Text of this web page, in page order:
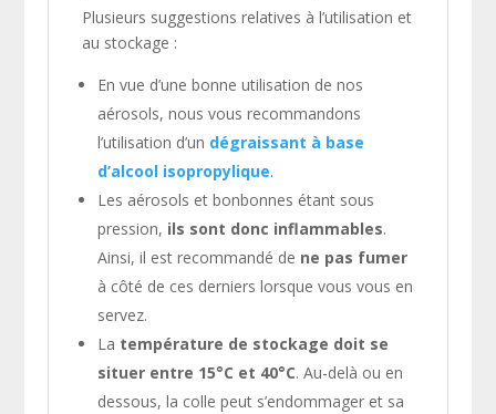
Plusieurs suggestions relatives à l’utilisation et
au stockage :
En vue d’une bonne utilisation de nos
aérosols, nous vous recommandons
l’utilisation d’un dégraissant à base
d’alcool isopropylique.
Les aérosols et bonbonnes étant sous
pression, ils sont donc inflammables.
Ainsi, il est recommandé de ne pas fumer
à côté de ces derniers lorsque vous vous en
servez.
La température de stockage doit se
situer entre 15°C et 40°C. Au-delà ou en
dessous, la colle peut s’endommager et sa